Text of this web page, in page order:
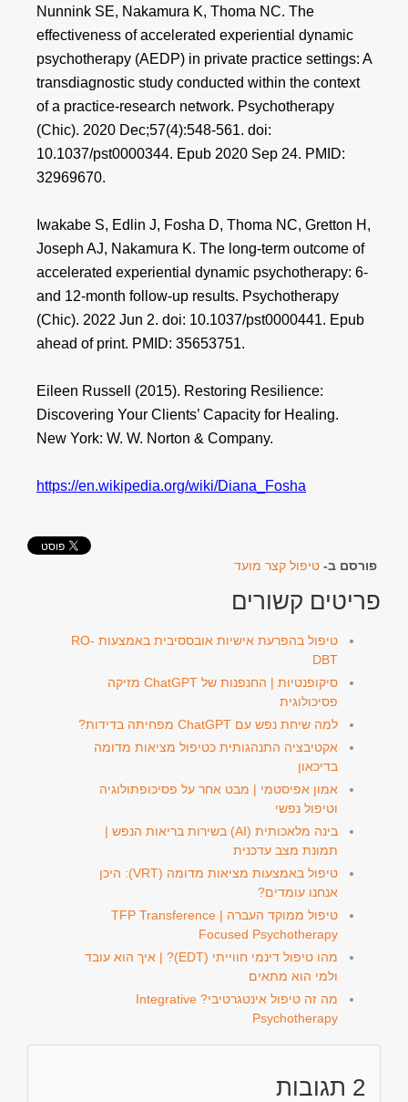
Nunnink SE, Nakamura K, Thoma NC. The
effectiveness of accelerated experiential dynamic
psychotherapy (AEDP) in private practice settings: A
transdiagnostic study conducted within the context
of a practice-research network. Psychotherapy
(Chic). 2020 Dec;57(4):548-561. doi:
10.1037/pst0000344. Epub 2020 Sep 24. PMID:
32969670.
Iwakabe S, Edlin J, Fosha D, Thoma NC, Gretton H,
Joseph AJ, Nakamura K. The long-term outcome of
accelerated experiential dynamic psychotherapy: 6-
and 12-month follow-up results. Psychotherapy
(Chic). 2022 Jun 2. doi: 10.1037/pst0000441. Epub
ahead of print. PMID: 35653751.
Eileen Russell (2015). Restoring Resilience:
Discovering Your Clients’ Capacity for Healing.
New York: W. W. Norton & Company.
https://en.wikipedia.org/wiki/Diana_Fosha
פורסם ב- טיפול קצר מועד
פריטים קשורים
טיפול בהפרעת אישיות אובססיבית באמצעות RO-
DBT
סיקופנטיות | החנפנות של ChatGPT מזיקה
פסיכולוגית
למה שיחת נפש עם ChatGPT מפחיתה בדידות?
אקטיבציה התנהגותית כטיפול מציאות מדומה
בדיכאון
אמון אפיסטמי | מבט אחר על פסיכופתולוגיה
וטיפול נפשי
בינה מלאכותית (AI) בשירות בריאות הנפש |
תמונת מצב עדכנית
טיפול באמצעות מציאות מדומה (VRT): היכן
אנחנו עומדים?
טיפול ממוקד העברה | TFP Transference
Focused Psychotherapy
מהו טיפול דינמי חווייתי (EDT)? | איך הוא עובד
ולמי הוא מתאים
מה זה טיפול אינטגרטיבי? Integrative
Psychotherapy
2 תגובות